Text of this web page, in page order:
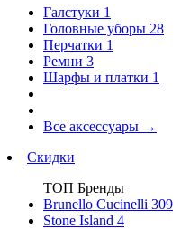
Галстуки 1
Головные уборы 28
Перчатки 1
Ремни 3
Шарфы и платки 1
Все аксессуары →
Скидки
ТОП Бренды
Brunello Cucinelli 309
Stone Island 4